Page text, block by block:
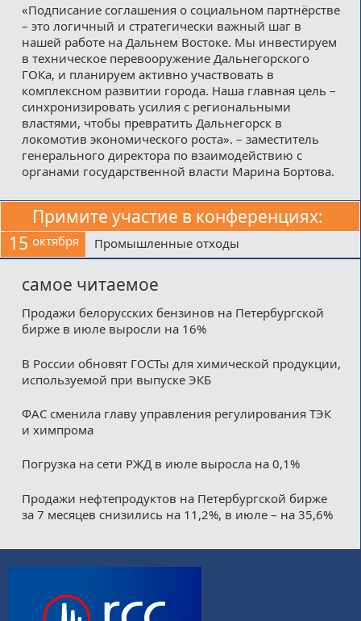
«Подписание соглашения о социальном партнёрстве
– это логичный и стратегически важный шаг в
нашей работе на Дальнем Востоке. Мы инвестируем
в техническое перевооружение Дальнегорского
ГОКа, и планируем активно участвовать в
комплексном развитии города. Наша главная цель –
синхронизировать усилия с региональными
властями, чтобы превратить Дальнегорск в
локомотив экономического роста». – заместитель
генерального директора по взаимодействию с
органами государственной власти Марина Бортова.
Примите участие в конференциях:
15 октября Промышленные отходы
самое читаемое
Продажи белорусских бензинов на Петербургской
бирже в июле выросли на 16%
В России обновят ГОСТы для химической продукции,
используемой при выпуске ЭКБ
ФАС сменила главу управления регулирования ТЭК
и химпрома
Погрузка на сети РЖД в июле выросла на 0,1%
Продажи нефтепродуктов на Петербургской бирже
за 7 месяцев снизились на 11,2%, в июле – на 35,6%